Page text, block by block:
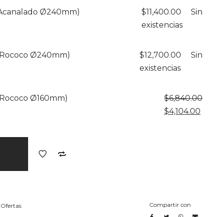
original
era:
Ø240mm) $11,400.00
Sin
existencias
Ø240mm) $12,700.00
Sin
existencias
Ø160mm) $6,840.00
El
$4,104.00
Ofertas Compartir con